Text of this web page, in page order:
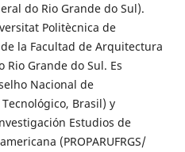
do Rio Grande do Sul).
Politècnica de
la Facultad de Arquitectura
Grande do Sul. Es
Nacional de
Brasil) y
Estudios de
(PROPARUFRGS/